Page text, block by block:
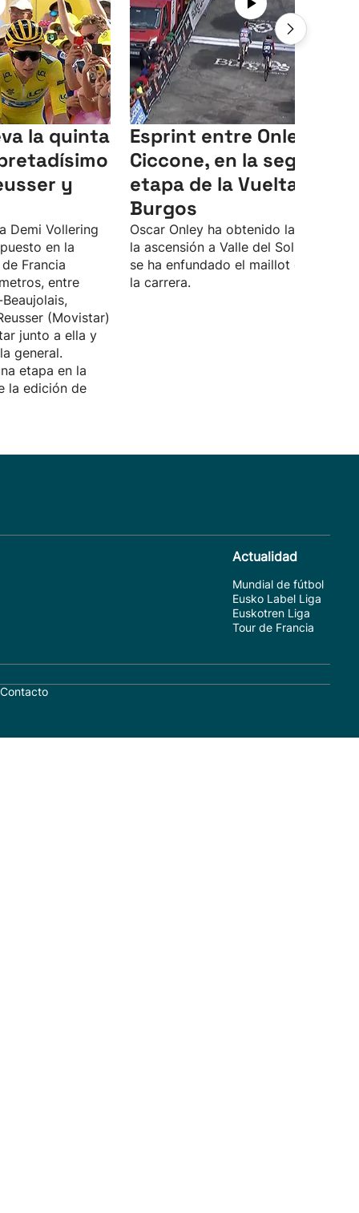
la quinta
y
Demi Vollering
en la
Francia
entre
(Movistar)
junto a ella y
general.
etapa en la
la edición de
Esprint entre Onley y
Ciccone, en la segunda
etapa de la Vuelta a
Burgos
Oscar Onley ha obtenido la victoria
la ascensión a Valle del Sol, y,
se ha enfundado el maillot de líder de
la carrera.
Actualidad
Mundial de fútbol
Eusko Label Liga
Euskotren Liga
Tour de Francia
Contacto